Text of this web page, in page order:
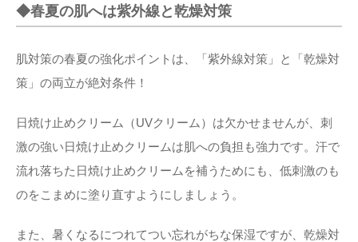
◆春夏の肌へは紫外線と乾燥対策
肌対策の春夏の強化ポイントは、「紫外線対策」と「乾燥対
策」の両立が絶対条件！
日焼け止めクリーム（UVクリーム）は欠かせませんが、刺
激の強い日焼け止めクリームは肌への負担も強力です。汗で
流れ落ちた日焼け止めクリームを補うためにも、低刺激のも
のをこまめに塗り直すようにしましょう。
また、暑くなるにつれてつい忘れがちな保湿ですが、乾燥対